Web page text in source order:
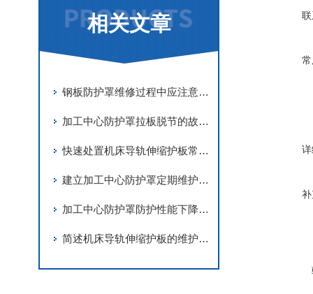
相关文章
钢板防护罩维修过程中应注意事项分享
加工中心防护罩拉板脱节的故障解决措施
快速处置机床导轨伸缩护板常见故障是保障机床稳定运行的关键
建立加工中心防护罩定期维护机制是保障内部洁净的核心举措
加工中心防护罩防护性能下降问题的深度排查
简述机床导轨伸缩护板的维护保养要点